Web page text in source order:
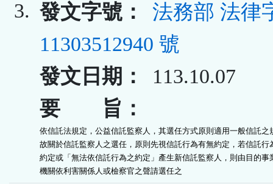
3. 發文字號：
法務部 法律
11303512940 號
發文日期：
113.10.07
要 旨：
依信託法規定，公益信託監察人，其選任方式原則適用一般信託之
故關於信託監察人之選任，原則先視信託行為有無約定，若信託行
約定或「無法依信託行為之約定」產生新信託監察人，則由目的事
機關依利害關係人或檢察官之聲請選任之